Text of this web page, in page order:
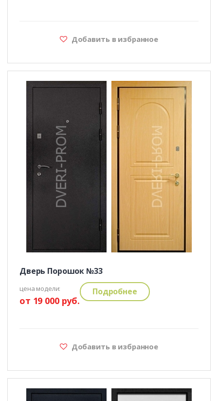
Добавить в избранное
Дверь Порошок №33
цена модели:
от 19 000 руб.
Подробнее
Добавить в избранное